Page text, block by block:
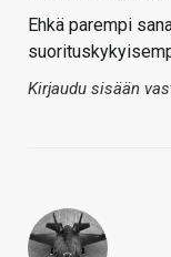
Ehkä parempi
Kirjaudu sisään